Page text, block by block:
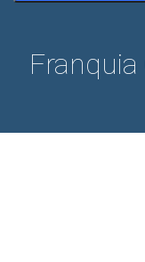
Franquia